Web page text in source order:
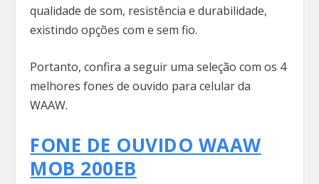
qualidade de som, resistência e durabilidade,
existindo opções com e sem fio.
Portanto, confira a seguir uma seleção com os 4
melhores fones de ouvido para celular da
WAAW.
FONE DE OUVIDO WAAW
MOB 200EB